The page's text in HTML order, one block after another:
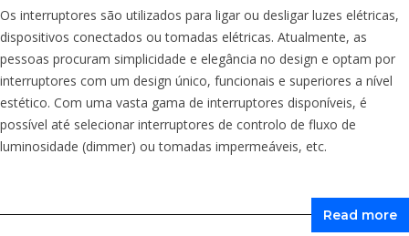
Os interruptores são utilizados para ligar ou desligar luzes elétricas,
dispositivos conectados ou tomadas elétricas. Atualmente, as
pessoas procuram simplicidade e elegância no design e optam por
interruptores com um design único, funcionais e superiores a nível
estético. Com uma vasta gama de interruptores disponíveis, é
possível até selecionar interruptores de controlo de fluxo de
luminosidade (dimmer) ou tomadas impermeáveis, etc.
Read more